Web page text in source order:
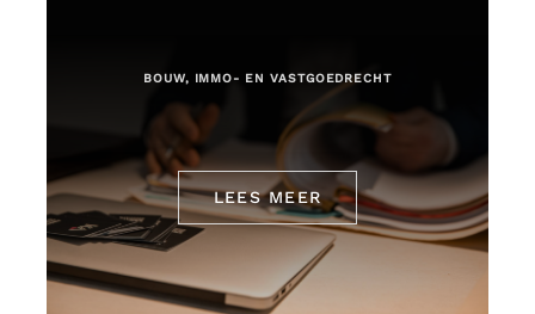
BOUW, IMMO- EN VASTGOEDRECHT
LEES MEER